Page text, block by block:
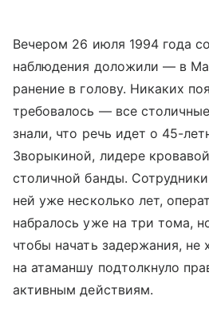
Вечером 26 июля 1994 года
наблюдения доложили — в
ранение в голову. Никаких
требовалось — все
знали, что речь идет о 45-
Зворыкиной, лидере
столичной банды.
ней уже несколько лет,
набралось уже на три тома,
чтобы начать задержания, не
на атаманшу подтолкнуло
активным действиям.